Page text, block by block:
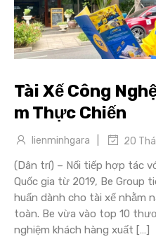
Tài Xế Công
m Thực Chiến
lienminhgara 20
(Dân trí) – Nối tiếp hợp tác
Quốc gia từ 2019, Be Group
huấn dành cho tài xế nhằm
toàn. Be vừa vào top 10
nghiệm khách hàng xuất […]